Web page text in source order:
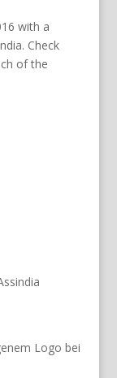
with a
Check
of the
Logo bei